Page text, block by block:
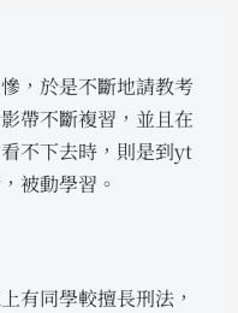
，於是不斷地請教考
帶不斷複習，並且在
不下去時，則是到yt
被動學習。
有同學較擅長刑法，